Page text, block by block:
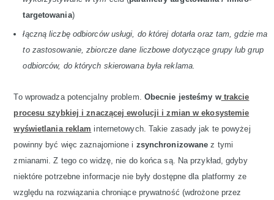
targetowania)
łączną liczbę odbiorców usługi, do której dotarła oraz tam, gdzie ma
to zastosowanie, zbiorcze dane liczbowe dotyczące grupy lub grup
odbiorców, do których skierowana była reklama.
To wprowadza potencjalny problem. Obecnie jesteśmy wtrakcie
procesu szybkiej i znaczącej ewolucji i zmian w ekosystemie
wyświetlania reklam internetowych. Takie zasady jak te powyżej
powinny być więc zaznajomione i zsynchronizowane z tymi
zmianami. Z tego co widzę, nie do końca są. Na przykład, gdyby
niektóre potrzebne informacje nie były dostępne dla platformy ze
względu na rozwiązania chroniące prywatność (wdrożone przez